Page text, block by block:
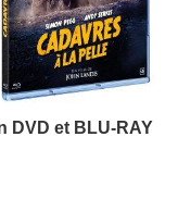
DVD et BLU-RAY